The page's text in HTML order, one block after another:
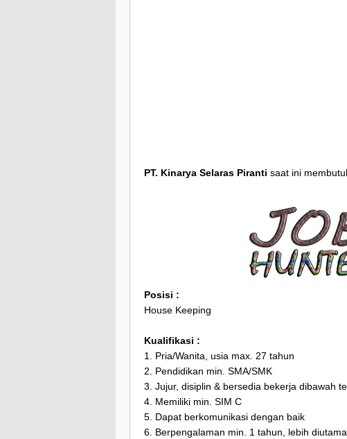
PT. Kinarya Selaras Piranti saat ini
Posisi :
House Keeping
Kualifikasi :
1. Pria/Wanita, usia max. 27 tahun
2. Pendidikan min. SMA/SMK
3. Jujur, disiplin & bersedia bekerja dibawah
4. Memiliki min. SIM C
5. Dapat berkomunikasi dengan baik
6. Berpengalaman min. 1 tahun, lebih